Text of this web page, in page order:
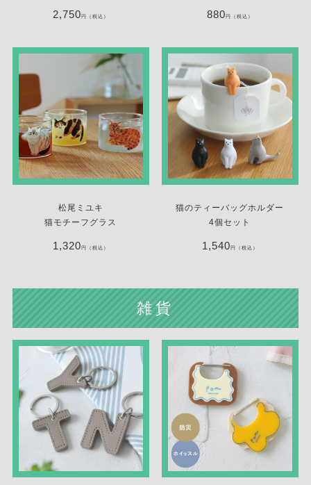
2,750円（税込） 880円（税込）
松尾ミユキ
猫モチーフグラス
1,320円（税込）
猫のティーバッグホルダー
4個セット
1,540円（税込）
雑貨